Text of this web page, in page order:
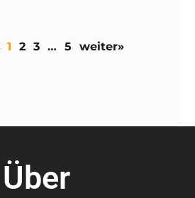
1 2 3 … 5 weiter»
Über